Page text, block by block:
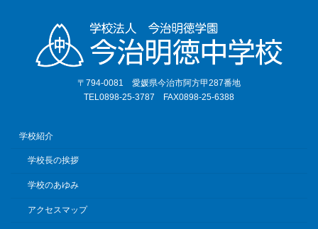
〒794-0081 愛媛県今治市阿方甲287番地
TEL0898-25-3787 FAX0898-25-6388
学校紹介
学校長の挨拶
学校のあゆみ
アクセスマップ